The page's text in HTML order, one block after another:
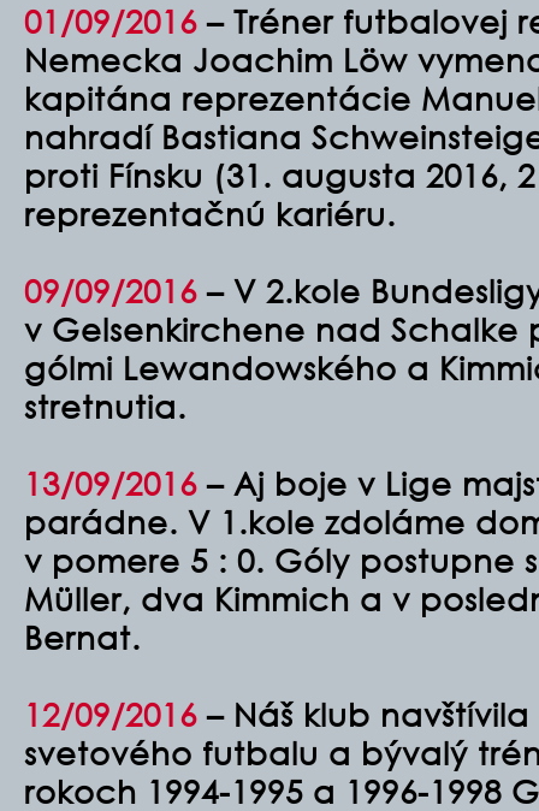
01/09/2016 – Tréner futbalovej
Nemecka Joachim Löw
kapitána reprezentácie
nahradí Bastiana
proti Fínsku (31. augusta 2016,
reprezentačnú kariéru.
09/09/2016 – V 2.kole
v Gelsenkirchene nad Schalke
gólmi Lewandowského a
stretnutia.
13/09/2016 – Aj boje v Lige
parádne. V 1.kole zdoláme
v pomere 5 : 0. Góly postupne
Müller, dva Kimmich a v
Bernat.
12/09/2016 – Náš klub
svetového futbalu a bývalý
rokoch 1994-1995 a 1996-1998